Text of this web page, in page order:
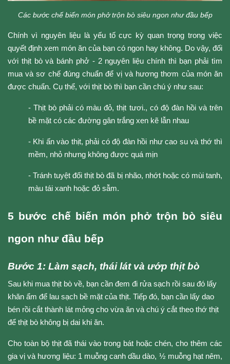
Các bước chế biến món phở trộn bò siêu ngon như đầu bếp
Chính vì nguyên liệu là yếu tố cực kỳ quan trọng trong việc
quyết định xem món ăn của bạn có ngon hay không. Do vậy, đối
với thịt bò và bánh phở - 2 nguyên liệu chính thì bạn phải tìm
mua và sơ chế đúng chuẩn để vị và hương thơm của món ăn
được chuẩn. Cụ thể, với thịt bò thì bạn cần chú ý như sau:
- Thịt bò phải có màu đỏ, thịt tươi., có độ đàn hồi và trên
bề mặt có các đường gân trắng xen kẽ lẫn nhau
- Khi ấn vào thịt, phải có độ đàn hồi như cao su và thớ thì
mềm, nhỏ nhưng không được quá mịn
- Tránh tuyệt đối thịt bò đã bị nhão, nhớt hoặc có mùi tanh,
màu tái xanh hoặc đỏ sẫm.
5 bước chế biến món phở trộn bò siêu
ngon như đầu bếp
Bước 1: Làm sạch, thái lát và ướp thịt bò
Sau khi mua thịt bò về, bạn cần đem đi rửa sạch rồi sau đó lấy
khăn ẩm để lau sạch bề mặt của thịt. Tiếp đó, bạn cần lấy dao
bén rồi cắt thành lát mỏng cho vừa ăn và chú ý cắt theo thớ thịt
để thịt bò không bị dai khi ăn.
Cho toàn bộ thịt đã thái vào trong bát hoặc chén, cho thêm các
gia vị và hương liệu: 1 muỗng canh dầu dào, ½ muỗng hạt nêm,